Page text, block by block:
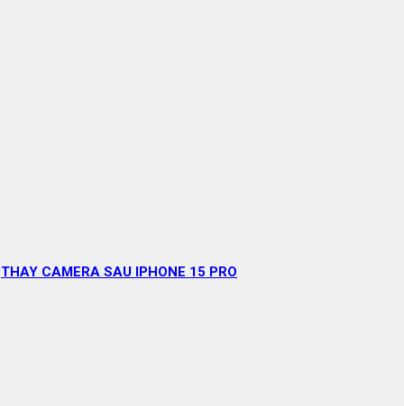
THAY CAMERA SAU IPHONE 15 PRO